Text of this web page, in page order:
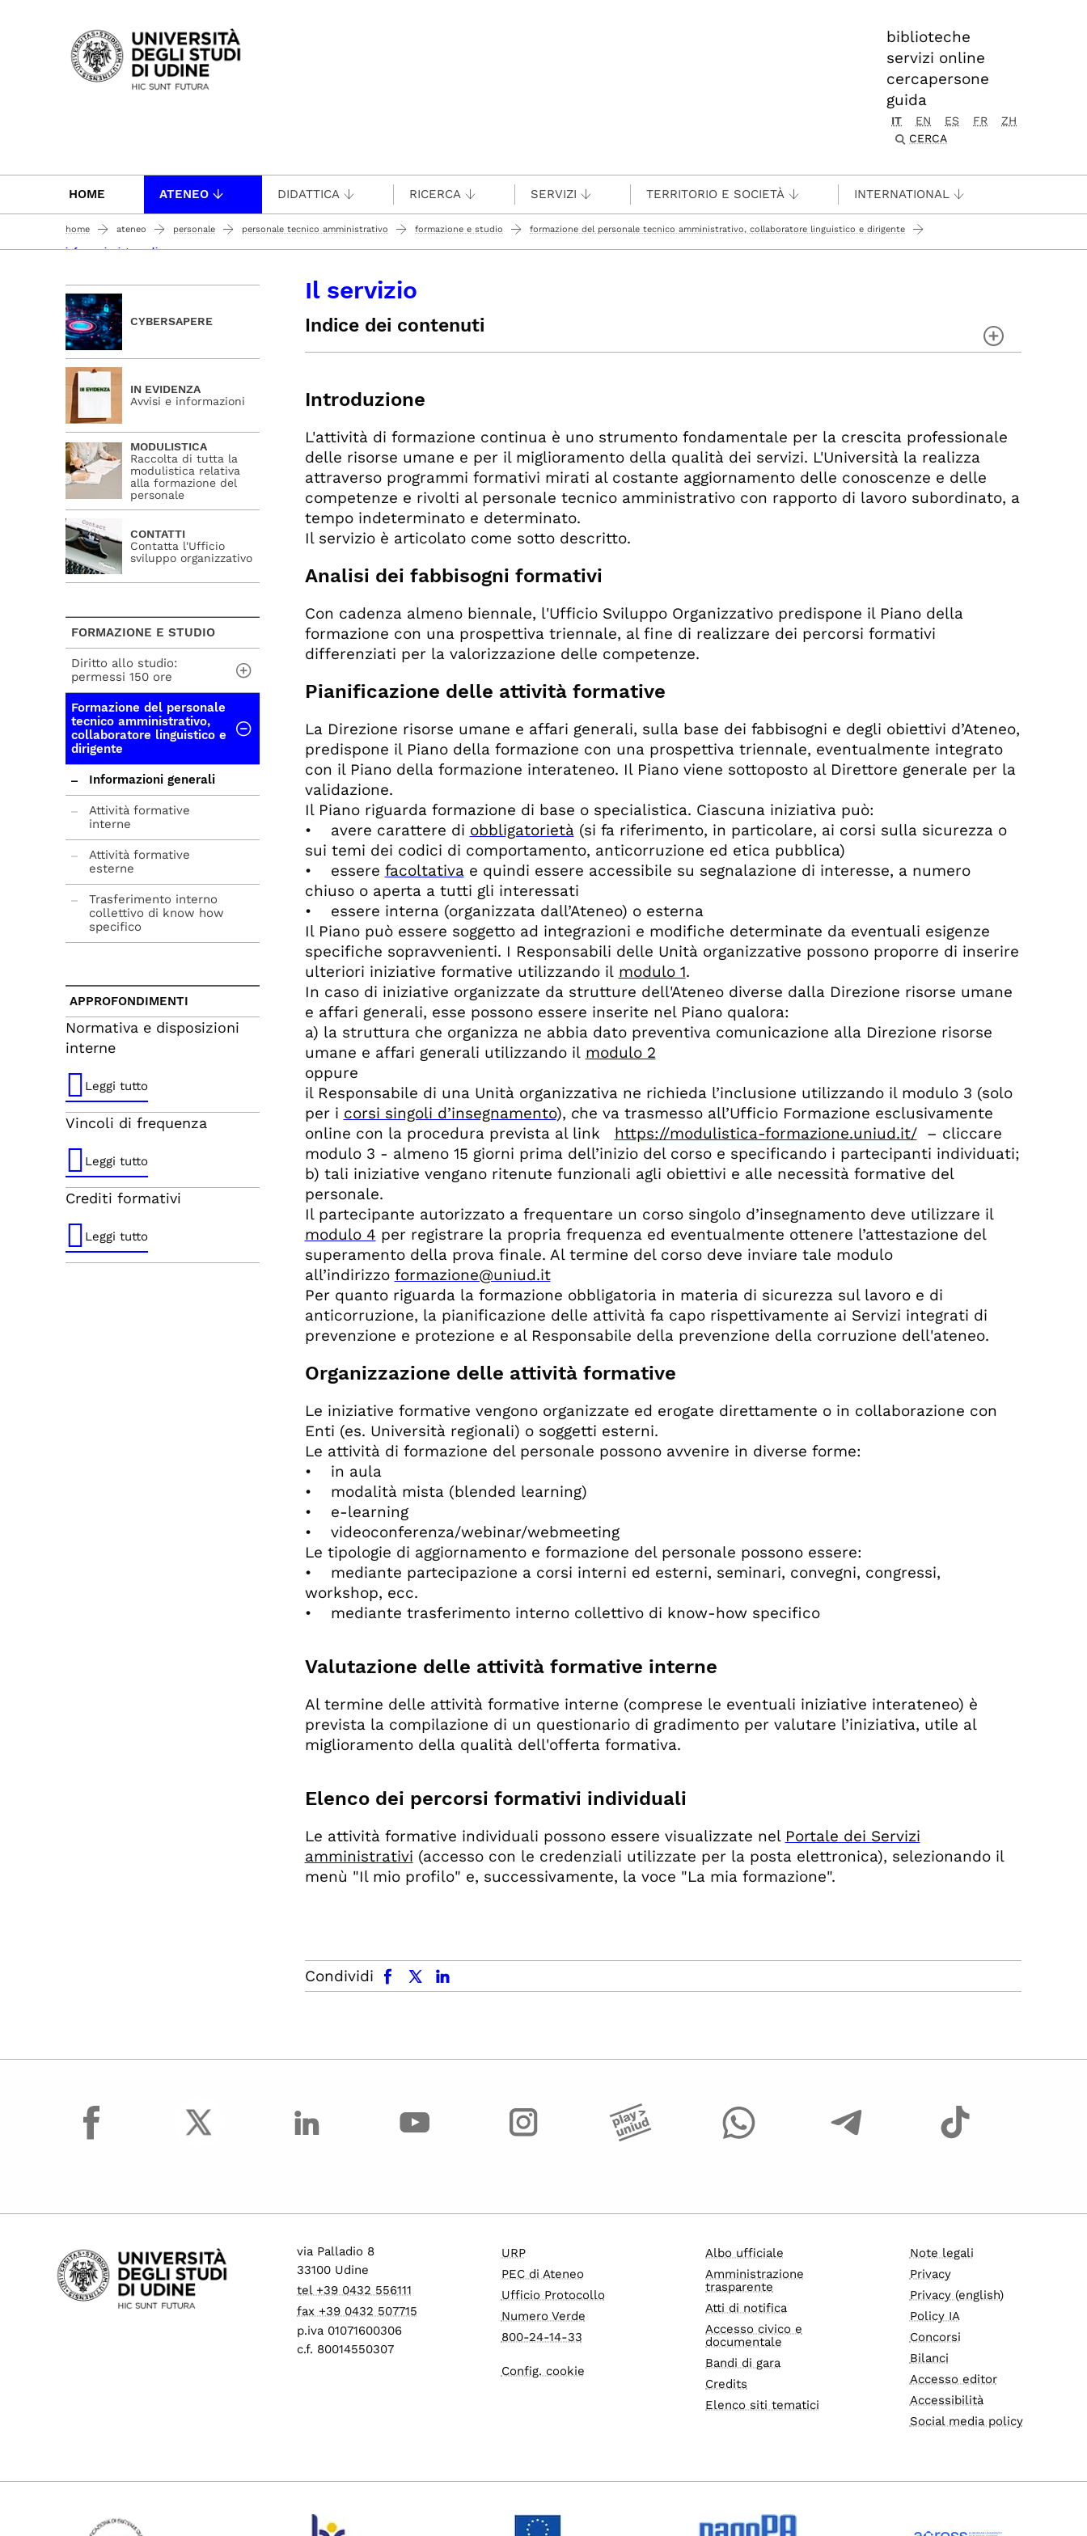
Passa al contenuto principale
biblioteche
servizi online
cercapersone
guida
IT EN ES FR
ZH
CERCA
HOME ATENEO DIDATTICA RICERCA SERVIZI TERRITORIO E SOCIETÀ INTERNATIONAL
home ateneo personale personale tecnico amministrativo formazione e studio formazione del personale tecnico amministrativo, collaboratore linguistico e dirigente
informazioni generali
Il servizio
Indice dei contenuti
Pianificazione delle attività formative
Valutazione delle attività formative interne
Elenco dei percorsi formativi individuali
Introduzione
L'attività di formazione continua è uno strumento fondamentale per la crescita professionale
delle risorse umane e per il miglioramento della qualità dei servizi. L'Università la realizza
attraverso programmi formativi mirati al costante aggiornamento delle conoscenze e delle
competenze e rivolti al personale tecnico amministrativo con rapporto di lavoro subordinato, a
tempo indeterminato e determinato.
Il servizio è articolato come sotto descritto.
Analisi dei fabbisogni formativi
Con cadenza almeno biennale, l'Ufficio Sviluppo Organizzativo predispone il Piano della
formazione con una prospettiva triennale, al fine di realizzare dei percorsi formativi
differenziati per la valorizzazione delle competenze.
Pianificazione delle attività formative
La Direzione risorse umane e affari generali, sulla base dei fabbisogni e degli obiettivi d’Ateneo,
predispone il Piano della formazione con una prospettiva triennale, eventualmente integrato
con il Piano della formazione interateneo. Il Piano viene sottoposto al Direttore generale per la
validazione.
Il Piano riguarda formazione di base o specialistica. Ciascuna iniziativa può:
• avere carattere di obbligatorietà(si fa riferimento, in particolare, ai corsi sulla sicurezza o
sui temi dei codici di comportamento, anticorruzione ed etica pubblica)
• essere facoltativa e quindi essere accessibile su segnalazione di interesse, a numero
chiuso o aperta a tutti gli interessati
• essere interna (organizzata dall’Ateneo) o esterna
Il Piano può essere soggetto ad integrazioni e modifiche determinate da eventuali esigenze
specifiche sopravvenienti. I Responsabili delle Unità organizzative possono proporre di inserire
ulteriori iniziative formative utilizzando il modulo 1.
In caso di iniziative organizzate da strutture dell'Ateneo diverse dalla Direzione risorse umane
e affari generali, esse possono essere inserite nel Piano qualora:
a) la struttura che organizza ne abbia dato preventiva comunicazione alla Direzione risorse
umane e affari generali utilizzando il modulo 2
oppure
il Responsabile di una Unità organizzativa ne richieda l’inclusione utilizzando ilmodulo 3 (solo
per i corsi singoli d’insegnamento), che va trasmesso all’Ufficio Formazione esclusivamente
online con la procedura prevista al link https://modulistica-formazione.uniud.it/– cliccare
modulo 3 - almeno 15 giorni prima dell’inizio del corso e specificando i partecipanti individuati;
b) tali iniziative vengano ritenute funzionali agli obiettivi e alle necessità formative del
personale.
Il partecipante autorizzato a frequentare un corso singolo d’insegnamento deve utilizzare il
modulo 4 per registrare la propria frequenza ed eventualmente ottenere l’attestazione del
superamento della prova finale. Al termine del corso deve inviare tale modulo
all’indirizzo formazione@uniud.it
Per quanto riguarda la formazione obbligatoria in materia di sicurezza sul lavoro e di
anticorruzione, la pianificazione delle attività fa capo rispettivamente ai Servizi integrati di
prevenzione e protezione e al Responsabile della prevenzione della corruzione dell'ateneo.
Organizzazione delle attività formative
Le iniziative formative vengono organizzate ed erogate direttamente o in collaborazione con
Enti (es. Università regionali) o soggetti esterni.
Le attività di formazione del personale possono avvenire in diverse forme:
• in aula
• modalità mista (blended learning)
• e-learning
• videoconferenza/webinar/webmeeting
Le tipologie di aggiornamento e formazione del personale possono essere:
• mediante partecipazione a corsi interni ed esterni, seminari, convegni, congressi,
workshop, ecc.
• mediante trasferimento interno collettivo di know-how specifico
Valutazione delle attività formative interne
Al termine delle attività formative interne (comprese le eventuali iniziative interateneo) è
prevista la compilazione di un questionario di gradimento per valutare l’iniziativa, utile al
miglioramento della qualità dell'offerta formativa.
Elenco dei percorsi formativi individuali
Le attività formative individuali possono essere visualizzate nel Portale dei Servizi
amministrativi (accesso con le credenziali utilizzate per la posta elettronica), selezionando il
menù "Il mio profilo" e, successivamente, la voce "La mia formazione".
Condividi
facebook x.com linkedin
CYBERSAPERE
IN EVIDENZA
Avvisi e informazioni
MODULISTICA
Raccolta di tutta la
modulistica relativa
alla formazione del
personale
CONTATTI
Contatta l'Ufficio
sviluppo organizzativo
FORMAZIONE E STUDIO
Diritto allo studio:
permessi 150 ore
mod. A richiesta
permesso
mod. B dichiarazione
percentuale cfu
mod. C frequenza
Prot. 122517
CIRCOLARE PERMESSI
STUDIO 2025-2026
Formazione del personale
tecnico amministrativo,
collaboratore linguistico e
dirigente
Informazioni generali
Attività formative
interne
Attività formative
esterne
Trasferimento interno
collettivo di know how
specifico
APPROFONDIMENTI
Normativa e disposizioni
interne
Leggi tutto
Vincoli di frequenza
Leggi tutto
Crediti formativi
Leggi tutto
facebook
via Palladio 8
33100 Udine
tel +39 0432 556111
fax +39 0432 507715
p.iva 01071600306
c.f. 80014550307
URP
PEC di Ateneo
Ufficio Protocollo
Numero Verde
800-24-14-33
Config. cookie
Albo ufficiale
Amministrazione
trasparente
Atti di notifica
Accesso civico e
documentale
Bandi di gara
Credits
Elenco siti tematici
Note legali
Privacy
Privacy (english)
Policy IA
Concorsi
Bilanci
Accesso editor
Accessibilità
Social media policy